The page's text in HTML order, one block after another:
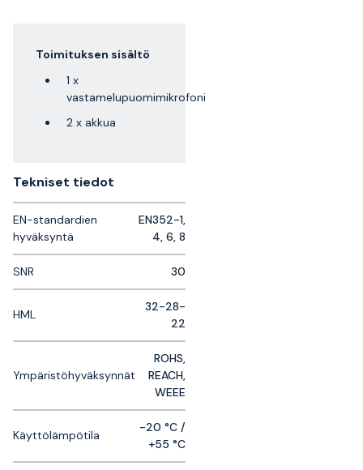
Toimituksen sisältö
1 x
vastamelupuomimikrofoni
2 x akkua
Tekniset tiedot
EN-standardien
hyväksyntä
EN352-1,
4, 6, 8
SNR 30
HML
32-28-
22
Ympäristöhyväksynnät
ROHS,
REACH,
WEEE
Käyttölämpötila
-20 °C /
+55 °C